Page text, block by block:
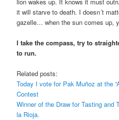
it will starve to death. I doesn´t
gazelle… when the sun comes up,
I take the compass, try to
to run.
Related posts:
Today I vote for Pak Muñoz at the
Contest
Winner of the Draw for Tasting and
la Rioja.